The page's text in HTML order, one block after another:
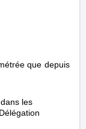
que depuis
les